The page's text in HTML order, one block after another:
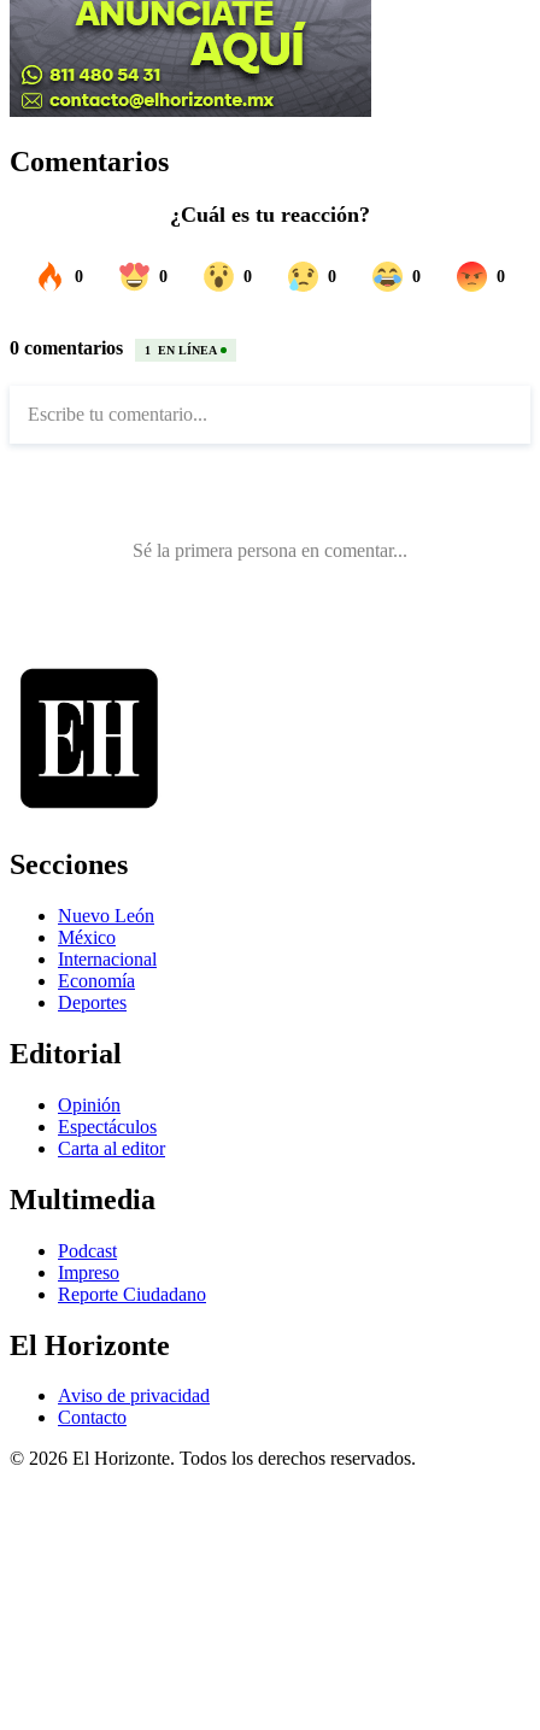
Comentarios
Secciones
Nuevo León
México
Internacional
Economía
Deportes
Editorial
Opinión
Espectáculos
Carta al editor
Multimedia
Podcast
Impreso
Reporte Ciudadano
El Horizonte
Aviso de privacidad
Contacto
© 2026 El Horizonte. Todos los derechos reservados.